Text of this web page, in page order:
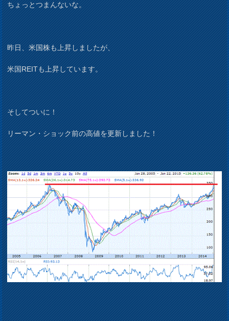
ちょっとつまんないな。
昨日、米国株も上昇しましたが、
米国REITも上昇しています。
そしてついに！
リーマン・ショック前の高値を更新しました！